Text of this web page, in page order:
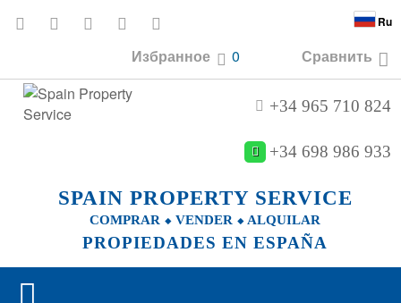
Избранное 0 Сравнить
Ru
SPAIN PROPERTY SERVICE
COMPRAR ⬥ VENDER ⬥ ALQUILAR
PROPIEDADES EN ESPAÑA
+34 965 710 824
+34 698 986 933